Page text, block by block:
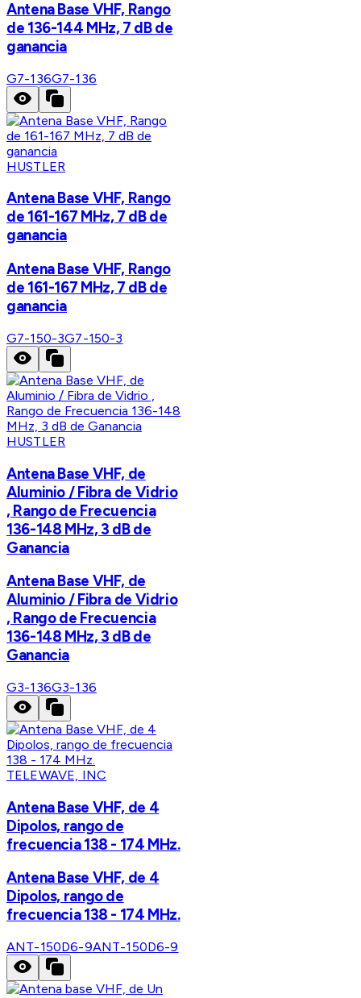
Antena Base VHF, Rango
de 136-144 MHz, 7 dB de
ganancia
G7-136G7-136
HUSTLER
Antena Base VHF, Rango
de 161-167 MHz, 7 dB de
ganancia
Antena Base VHF, Rango
de 161-167 MHz, 7 dB de
ganancia
G7-150-3G7-150-3
HUSTLER
Antena Base VHF, de
Aluminio / Fibra de Vidrio
, Rango de Frecuencia
136-148 MHz, 3 dB de
Ganancia
Antena Base VHF, de
Aluminio / Fibra de Vidrio
, Rango de Frecuencia
136-148 MHz, 3 dB de
Ganancia
G3-136G3-136
TELEWAVE, INC
Antena Base VHF, de 4
Dipolos, rango de
frecuencia 138 - 174 MHz.
Antena Base VHF, de 4
Dipolos, rango de
frecuencia 138 - 174 MHz.
ANT-150D6-9ANT-150D6-9